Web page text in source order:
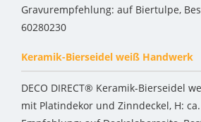
Gravurempfehlung: auf Biertulpe,
60280230
Keramik-Bierseidel weiß Handwerk
DECO DIRECT® Keramik-Bierseidel
mit Platindekor und Zinndeckel, H: